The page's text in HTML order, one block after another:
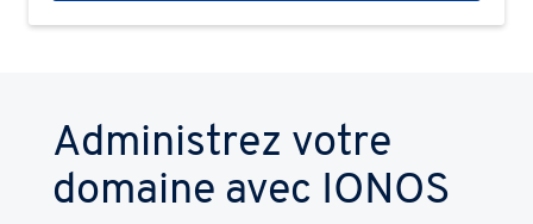
Administrez votre
domaine avec IONOS